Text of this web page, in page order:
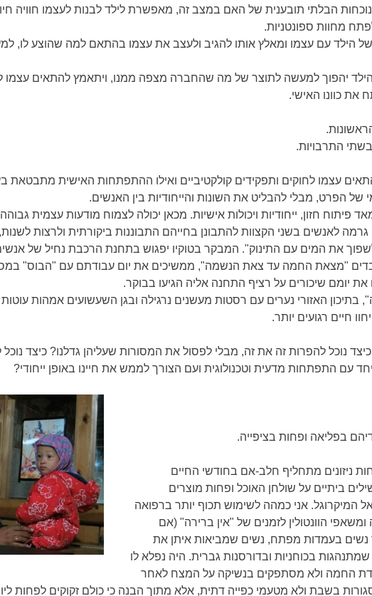
הבלתי תובענית של האם במצב זה, מאפשרת לילד לבנות לעצמו חוויה
מחוות ספונטניות.
הילד עם עצמו ומאלץ אותו להגיב ולעצב את עצמו בהתאם למה שהוצע לו,
יהפוך למעשה לתוצר של מה שהחברה מצפה ממנו, ויתאמץ להתאים
כוונו האישי.
התרבויות.
עצמו לחוקים ותפקידים קולקטיביים ואילו ההתפתחות האישית מתבטאת
של הפרט, מבלי להבליט את השונות והייחודיות בין האנשים.
חזון, ייחודיות ויכולות אישיות. מכאן יכולה לצמוח מודעות עצמית גבוהה
לאנשים בשני הקצוות להתבונן בחייהם התבוננות ביקורתית ולרצות
את המים עם התינוק". המבקר בטוקיו יפגוש בתחנת הרכבת נחיל של
"מצאת החמה עד צאת הנשמה", ממשיכים את יום עבודתם עם "הבוס"
את יומם שיכורים על רציף התחנה אליה הגיעו בבוקר.
בתיכון האזורי נערים עם רסטות מעשנים נרגילה ובגן השעשועים אמהות
חיים רגועים יותר.
נוכל להפרות זה את זה, מבלי לפסול את המסורות שעליהן גדלנו? כיצד
התפתחות מדעית וטכנולוגית ועם הצורך לממש את חיינו באופן ייחודי?
בפליאה ופחות בציפייה.
ניזונים מתחליף חלב-אם בחודשי החיים
ביתיים על שולחן האוכל ופחות מוצרים
המיקרוגל. אני כמהה לשימוש תכוף יותר ברפואה
הוונטולין לזמנים של "אין ברירה" (אם
בעמדות מפתח, נשים שמביאות איתן את
בכוחניות ובדורסנות גברית. היה נפלא לו
החמה ולא מסתפקים בנשיקה על המצח לאחר
סגורות בשבת ולא מטעמי כפייה דתית, אלא מתוך הבנה כי כולם זקוקים לפחות